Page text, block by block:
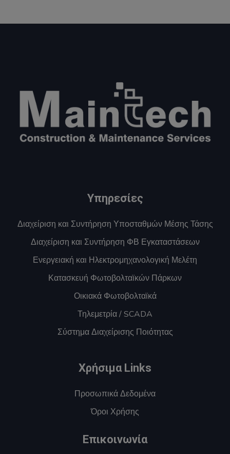
Υπηρεσίες
Διαχείριση και Συντήρηση Υποσταθμών Μέσης Τάσης
Διαχείριση και Συντήρηση ΦΒ Εγκαταστάσεων
Ενεργειακή και Ηλεκτρομηχανολογική Μελέτη
Κατασκευή Φωτοβολταϊκών Πάρκων
Οικιακά Φωτοβολταϊκά
Τηλεμετρία / SCADA
Σύστημα Διαχείρισης Ποιότητας
Χρήσιμα Links
Προσωπικά Δεδομένα
Όροι Χρήσης
Επικοινωνία